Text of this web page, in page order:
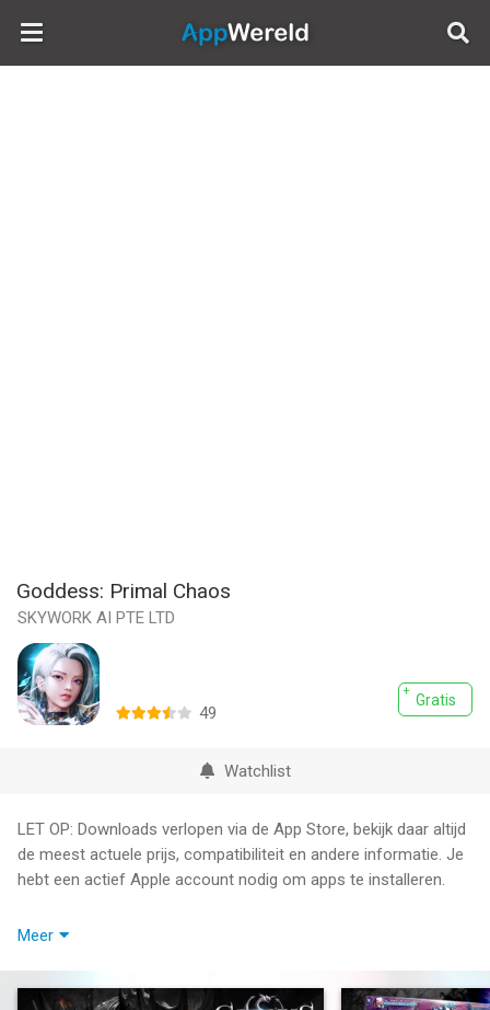
AppWereld
Goddess: Primal Chaos
SKYWORK AI PTE LTD
Gratis
49
Watchlist
LET OP: Downloads verlopen via de App Store, bekijk daar altijd
de meest actuele prijs, compatibiliteit en andere informatie. Je
hebt een actief Apple account nodig om apps te installeren.
War is coming! Are you ready for an epic combat? Join now
Meer